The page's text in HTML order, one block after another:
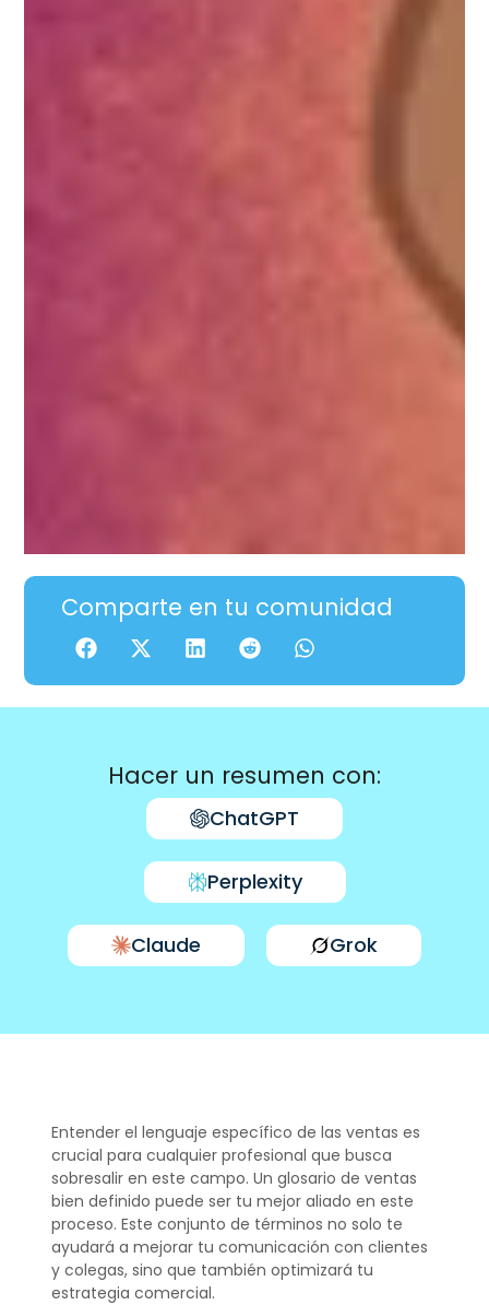
Comparte en tu comunidad
Hacer un resumen con:
ChatGPT
Perplexity
Claude Grok
Entender el lenguaje específico de las ventas es
crucial para cualquier profesional que busca
sobresalir en este campo. Un glosario de ventas
bien definido puede ser tu mejor aliado en este
proceso. Este conjunto de términos no solo te
ayudará a mejorar tu comunicación con clientes
y colegas, sino que también optimizará tu
estrategia comercial.